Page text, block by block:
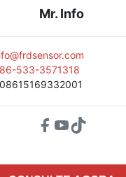
Mr. Info
533-3571318